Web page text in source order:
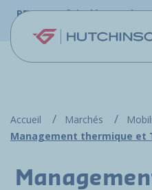
Aller au contenu principal
PFW.aero fait désormais
Accueil Marchés
Management thermique et